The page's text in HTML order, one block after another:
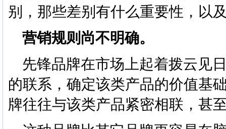
别，那些差别有什么重要性，以
营销规则尚不明确。
先锋品牌在市场上起着拨云见
的联系，确定该类产品的价值基
牌往往与该类产品紧密相联，甚